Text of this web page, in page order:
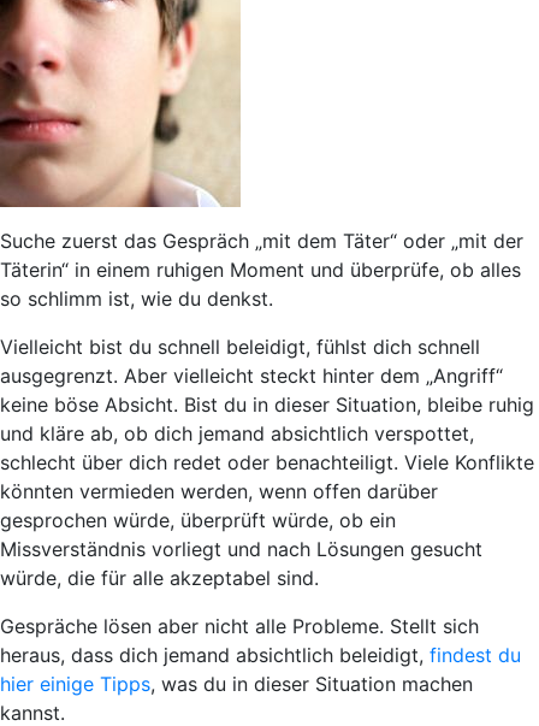
Suche zuerst das Gespräch „mit dem Täter“ oder „mit der
Täterin“ in einem ruhigen Moment und überprüfe, ob alles
so schlimm ist, wie du denkst.
Vielleicht bist du schnell beleidigt, fühlst dich schnell
ausgegrenzt. Aber vielleicht steckt hinter dem „Angriff“
keine böse Absicht. Bist du in dieser Situation, bleibe ruhig
und kläre ab, ob dich jemand absichtlich verspottet,
schlecht über dich redet oder benachteiligt. Viele Konflikte
könnten vermieden werden, wenn offen darüber
gesprochen würde, überprüft würde, ob ein
Missverständnis vorliegt und nach Lösungen gesucht
würde, die für alle akzeptabel sind.
Gespräche lösen aber nicht alle Probleme. Stellt sich
heraus, dass dich jemand absichtlich beleidigt, findest du
hier einige Tipps, was du in dieser Situation machen
kannst.